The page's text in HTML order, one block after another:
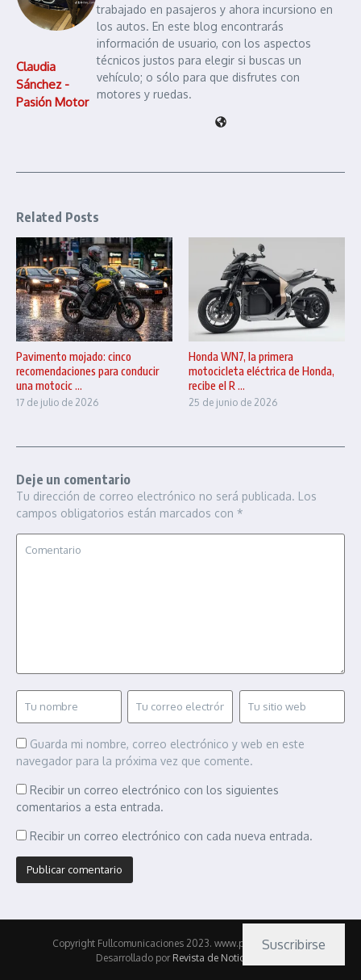
Claudia
Sánchez -
Pasión Motor
trabajado en pasajeros y ahora incursiono en
los autos. En este blog encontrarás
información de usuario, con los aspectos
técnicos justos para elegir si buscas un
vehículo; o sólo para que disfrutes con
motores y ruedas.
Related Posts
Pavimento mojado: cinco
recomendaciones para conducir
una motocic ...
17 de julio de 2026
Honda WN7, la primera
motocicleta eléctrica de Honda,
recibe el R ...
25 de junio de 2026
Deje un comentario
Tu dirección de correo electrónico no será publicada. Los
campos obligatorios están marcados con *
Guarda mi nombre, correo electrónico y web en este
navegador para la próxima vez que comente.
Recibir un correo electrónico con los siguientes
comentarios a esta entrada.
Recibir un correo electrónico con cada nueva entrada.
Copyright Fullcomunicaciones 2023. www.pasionmotor.cl |
Desarrollado por Revista de Noticias X
Suscribirse